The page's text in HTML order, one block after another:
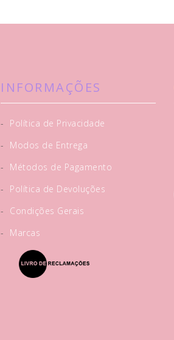
INFORMAÇÕES
-
Política de Privacidade
-
Modos de Entrega
-
Métodos de Pagamento
-
Política de Devoluções
-
Condições Gerais
-
Marcas